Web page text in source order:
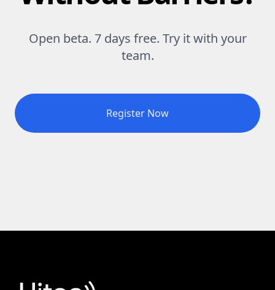
Open beta. 7 days free. Try it with your
team.
Register Now